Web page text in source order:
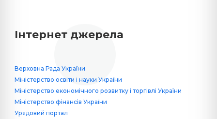
Інтернет джерела
Верховна Рада України
Міністерство освіти і науки України
Міністерство економічного розвитку і торгівлі України
Міністерство фінансів України
Урядовий портал